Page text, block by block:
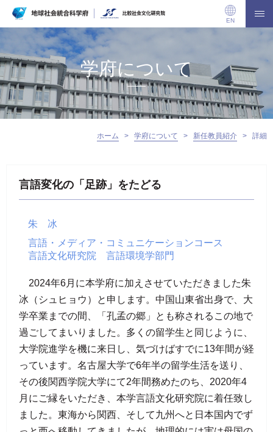
EN
学府について
ホーム > 学府について > 新任教員紹介 > 詳細
言語変化の「足跡」をたどる
朱 冰
言語・メディア・コミュニケーションコース
言語文化研究院 言語環境学部門
2024年6月に本学府に加えさせていただきました朱
冰（シュヒョウ）と申します。中国山東省出身で、大
学卒業までの間、「孔孟の郷」とも称されるこの地で
過ごしてまいりました。多くの留学生と同じように、
大学院進学を機に来日し、気づけばすでに13年間が経
っています。名古屋大学で6年半の留学生活を送り、
その後関西学院大学にて2年間務めたのち、2020年4
月にご縁をいただき、本学言語文化研究院に着任致し
ました。東海から関西、そして九州へと日本国内でず